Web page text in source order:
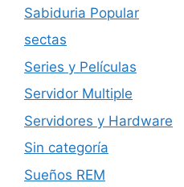
Sabiduria Popular
sectas
Series y Películas
Servidor Multiple
Servidores y Hardware
Sin categoría
Sueños REM